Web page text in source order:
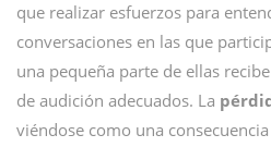
que realizar esfuerzos para
conversaciones en las que
una pequeña parte de ellas
de audición adecuados. La
viéndose como una consecuencia